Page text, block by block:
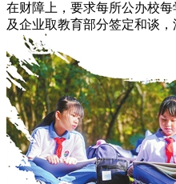
在财障上，要求每所公办校
及企业取教育部分签定和谈